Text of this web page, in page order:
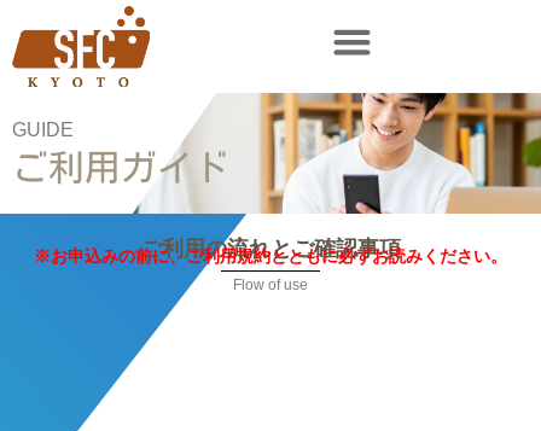
GUIDE
ご利用ガイド
ご利用の流れとご確認事項
※お申込みの前に、ご利用規約とともに必ずお読みください。
Flow of use